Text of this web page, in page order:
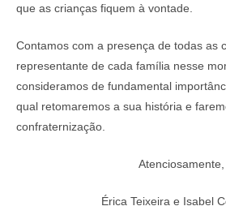
que as crianças fiquem à vontade.
Contamos com a presença de todas as
representante de cada família nesse
consideramos de fundamental
qual retomaremos a sua história e
confraternização.
Atenciosamente,
Érica Teixeira e Isabel